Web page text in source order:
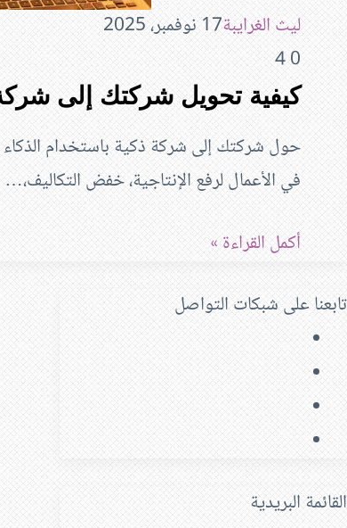
ليث الغرايبة17 نوفمبر، 2025
0
4
كيفية تحويل شركتك إلى شركة
في الأعمال لرفع الإنتاجية، خفض التكاليف،…
أكمل القراءة »
تابعنا على شبكات التواصل
القائمة البريدية